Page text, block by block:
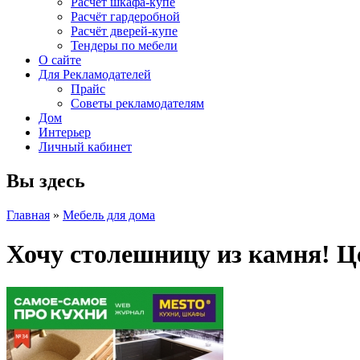
Расчёт гардеробной
Расчёт дверей-купе
Тендеры по мебели
О сайте
Для Рекламодателей
Прайс
Советы рекламодателям
Дом
Интерьер
Личный кабинет
Вы здесь
Главная » Мебель для дома
Хочу столешницу из камня!